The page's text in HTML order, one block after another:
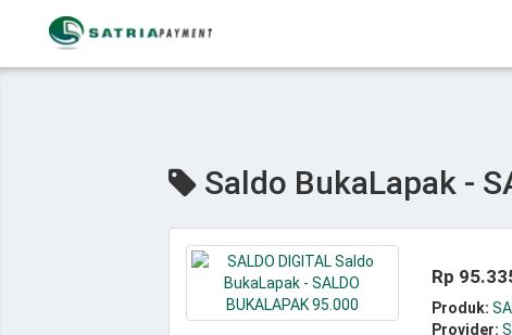
Saldo BukaLapak -
Rp
Produk:
Provider: